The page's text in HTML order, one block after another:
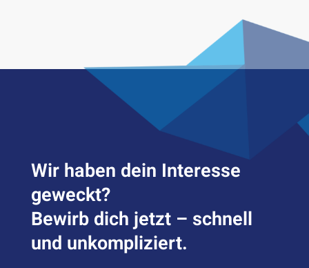
Wir haben dein Inter­esse
geweckt?
Bewirb dich jetzt – schnell
und unkompliziert.